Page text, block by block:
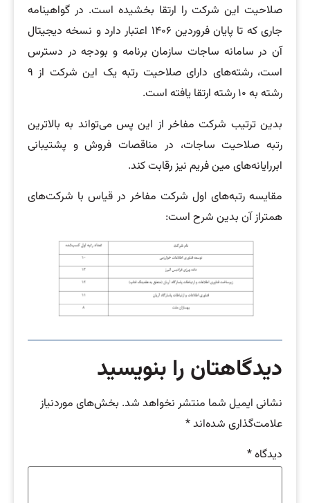
صلاحیت این شرکت را ارتقا بخشیده است. در گواهینامه
جاری که تا پایان فروردین ۱۴۰۶ اعتبار دارد و نسخه دیجیتال
آن در سامانه ساجات سازمان برنامه و بودجه در دسترس
است، رشته‌های دارای صلاحیت رتبه یک این شرکت از ۹
رشته به ۱۰ رشته ارتقا یافته است.
بدین ترتیب شرکت مفاخر از این پس می‌تواند به بالاترین
رتبه صلاحیت ساجات، در مناقصات فروش و پشتیبانی
ابررایانه‌های مین فریم نیز رقابت کند.
مقایسه رتبه‌های اول شرکت مفاخر در قیاس با شرکت‌های
همتراز آن بدین شرح است:
دیدگاهتان را بنویسید
نشانی ایمیل شما منتشر نخواهد شد. بخش‌های موردنیاز
علامت‌گذاری شده‌اند*
دیدگاه*